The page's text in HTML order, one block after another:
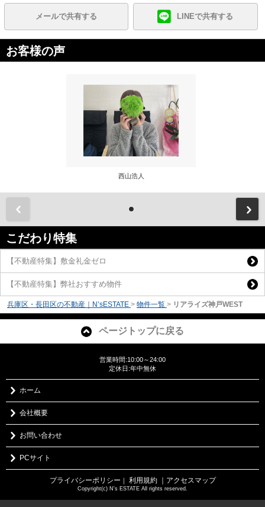
メールで共有する LINEで共有する
お客様の声
西山浩人
こだわり特集
【不動産特集】敷金礼金ゼロ
【不動産特集】弊社おすすめ物件
兵庫区・長田区の不動産｜N’sESTATE > 物件一覧 > リアライズ神戸WEST
ページトップに戻る
営業時間:10:00～24:00
定休日:年中無休
ホーム
会社概要
お問い合わせ
PCサイト
プライバシーポリシー 利用規約 ｜アクセスマップ
Copyright(c) N's ESTATE All rights reserved.